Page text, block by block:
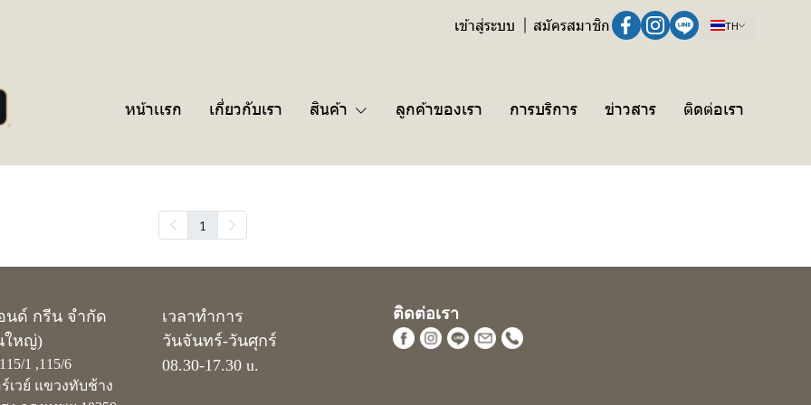
เข้าสู่ระบบ สมัครสมาชิก TH
หน้าเเรก เกี่ยวกับเรา สินค้า ลูกค้าของเรา การบริการ ข่าวสาร ติดต่อเรา
1
นด์ กรีน จำกัด
ใหญ่)
1 ,115/6
เวย์ แขวงทับช้าง
เวลาทำการ
วันจันทร์-วันศุกร์
08.30-17.30 u.
ติดต่อเรา